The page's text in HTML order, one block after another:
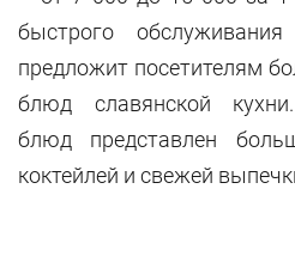
быстрого
предложит посетителям
блюд славянской
блюд представлен
коктейлей и свежей